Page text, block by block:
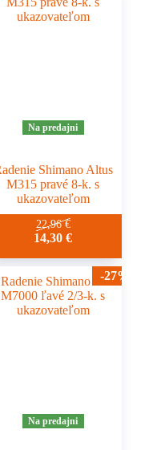
Na predajni
Shimano Altus
M315 pravé 8-k. s
ukazovateľom
22,96€
14,30€
-27%
Na predajni